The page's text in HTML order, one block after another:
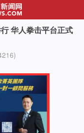
华人拳击平台正式